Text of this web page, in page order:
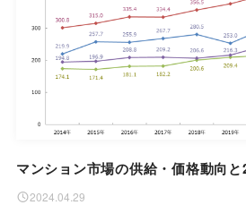
マンション市場の供給・価格動向
2024.04.29